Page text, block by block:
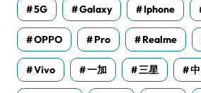
5G Galaxy Iphone
OPPO Pro Realme
Vivo 一加 三星